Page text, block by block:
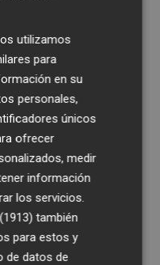
contra el ya
puntos
favorable que la
desiete goles a
los de Dinamarca
pero el doble
alLeverkusen
no pudieron
les hicieron
utilizamos
para
en su
personales,
únicos
ofrecer
medir
información
los servicios.
también
para estos y
de datos de